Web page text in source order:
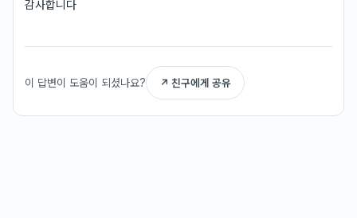
감사합니다
이 답변이 도움이 되셨나요? ↗ 친구에게 공유